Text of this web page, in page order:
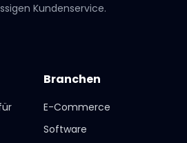
Kundenservice.
Branchen
E-Commerce
Software